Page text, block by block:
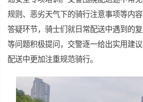
规则、恶劣天气下的骑行注意事项等内
答疑环节，骑士们就日常配送中遇到的
等问题积极提问，交警逐一给出实用建
配送中更加注重规范骑行。